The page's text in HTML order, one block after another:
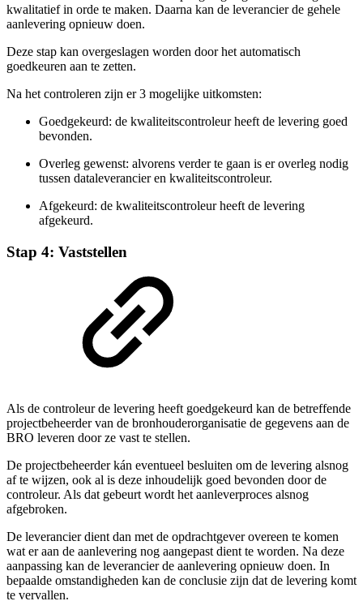
kwalitatief in orde te maken. Daarna kan de leverancier de gehele
aanlevering opnieuw doen.
Deze stap kan overgeslagen worden door het automatisch
goedkeuren aan te zetten.
Na het controleren zijn er 3 mogelijke uitkomsten:
Goedgekeurd: de kwaliteitscontroleur heeft de levering goed
bevonden.
Overleg gewenst: alvorens verder te gaan is er overleg nodig
tussen dataleverancier en kwaliteitscontroleur.
Afgekeurd: de kwaliteitscontroleur heeft de levering
afgekeurd.
Stap 4: Vaststellen
Als de controleur de levering heeft goedgekeurd kan de betreffende
projectbeheerder van de bronhouderorganisatie de gegevens aan de
BRO leveren door ze vast te stellen.
De projectbeheerder kán eventueel besluiten om de levering alsnog
af te wijzen, ook al is deze inhoudelijk goed bevonden door de
controleur. Als dat gebeurt wordt het aanleverproces alsnog
afgebroken.
De leverancier dient dan met de opdrachtgever overeen te komen
wat er aan de aanlevering nog aangepast dient te worden. Na deze
aanpassing kan de leverancier de aanlevering opnieuw doen. In
bepaalde omstandigheden kan de conclusie zijn dat de levering komt
te vervallen.